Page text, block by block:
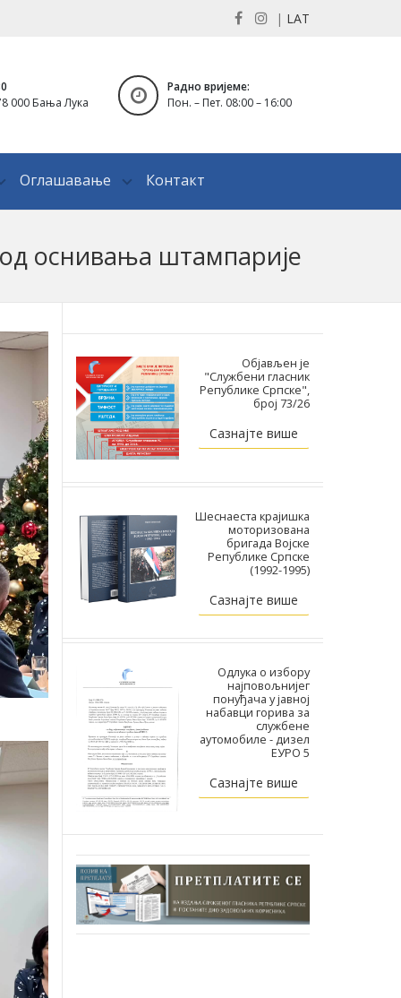
| LAT
000 Бања Лука
Радно вријеме:
Пон. – Пет. 08:00 – 16:00
Оглашавање Контакт
оснивања штампарије
Објављен је
"Службени гласник
Републике Српске",
број 73/26
Сазнајте више
Шеснаеста крајишка
моторизована
бригада Војске
Републике Српске
(1992-1995)
Сазнајте више
Одлука о избору
најповољнијег
понуђача у јавној
набавци горива за
службене
аутомобиле - дизел
ЕУРО 5
Сазнајте више